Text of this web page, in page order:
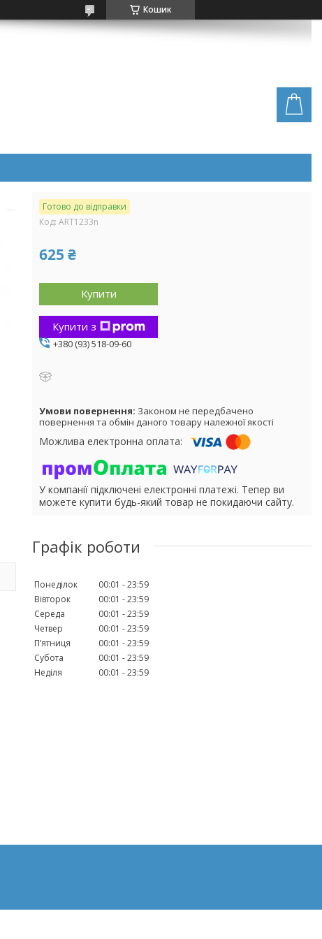
Кошик
Готово до відправки
Код: ART1233n
625 ₴
Купити
Купити з
+380 (93) 518-09-60
Законом не передбачено
повернення та обмін даного товару належної якості
У компанії підключені електронні платежі. Тепер ви
можете купити будь-який товар не покидаючи сайту.
Графік роботи
Понеділок 00:01
23:59
Вівторок
00:01
23:59
Середа
00:01
23:59
Четвер
00:01
23:59
Пʼятниця
00:01
23:59
Субота
00:01
23:59
Неділя
00:01 23:59